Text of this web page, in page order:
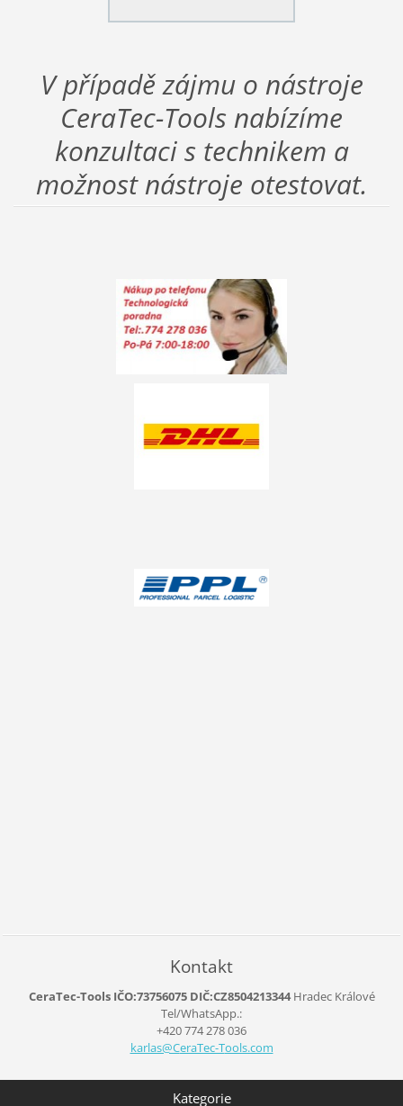
V případě zájmu o nástroje
CeraTec-Tools nabízíme
konzultaci s technikem a
možnost nástroje otestovat.
Kontakt
CeraTec-Tools IČO:73756075 DIČ:CZ8504213344Hradec Králové
Tel/WhatsApp.:
+420 774 278 036
karlas@CeraTec-Tools.com
Kategorie